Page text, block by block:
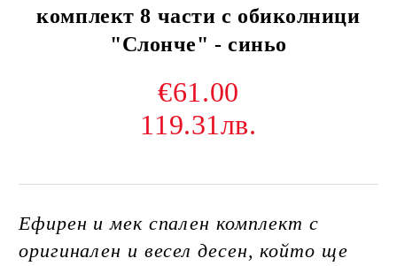
комплект 8 части с обиколници
"Слонче" - синьо
€61.00
119.31лв.
Ефирен и мек спален комплект с
оригинален и весел десен, който ще